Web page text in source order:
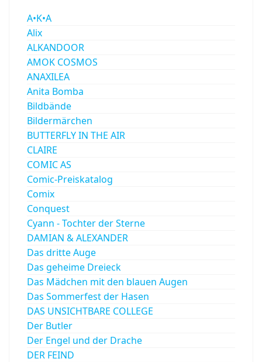
A•K•A
Alix
ALKANDOOR
AMOK COSMOS
ANAXILEA
Anita Bomba
Bildbände
Bildermärchen
BUTTERFLY IN THE AIR
CLAIRE
COMIC AS
Comic-Preiskatalog
Comix
Conquest
Cyann - Tochter der Sterne
DAMIAN & ALEXANDER
Das dritte Auge
Das geheime Dreieck
Das Mädchen mit den blauen Augen
Das Sommerfest der Hasen
DAS UNSICHTBARE COLLEGE
Der Butler
Der Engel und der Drache
DER FEIND